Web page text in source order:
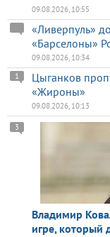
09.08.2026, 10:55
«Ливерпуль»
«Барселоны»
09.08.2026, 10:34
Цыганков
«Жироны»
1
09.08.2026, 10:13
Владимир
игре, который
3